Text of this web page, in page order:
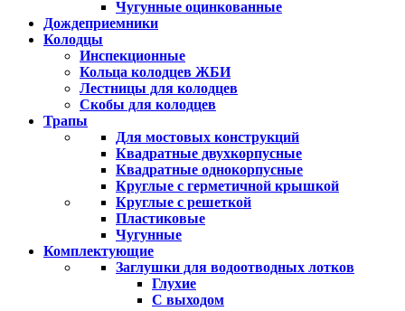
Чугунные оцинкованные
Дождеприемники
Колодцы
Инспекционные
Кольца колодцев ЖБИ
Лестницы для колодцев
Скобы для колодцев
Трапы
Для мостовых конструкций
Квадратные двухкорпусные
Квадратные однокорпусные
Круглые с герметичной крышкой
Круглые с решеткой
Пластиковые
Чугунные
Комплектующие
Заглушки для водоотводных лотков
Глухие
С выходом